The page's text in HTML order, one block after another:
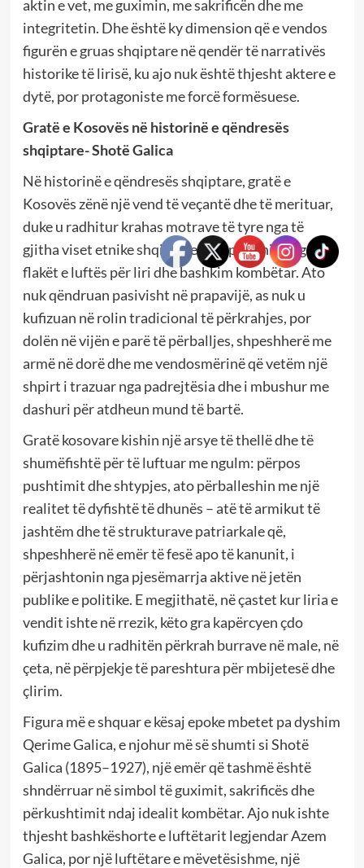
aktin e vet, me guximin, me sakrificën dhe me
integritetin. Dhe është ky dimension që e vendos
figurën e gruas shqiptare në qendër të narrativës
historike të lirisë, ku ajo nuk është thjesht aktere e
dytë, por protagoniste me forcë formësuese.
Gratë e Kosovës në historinë e qëndresës
shqiptare- Shotë Galica
Në historinë e qëndresës shqiptare, gratë e
Kosovës zënë një vend të veçantë dhe të merituar,
duke u radhitur krahas motrave të tyre nga të
gjitha viset etnike shqiptare që u përfshinë nga
flakët e luftës për liri dhe bashkim kombëtar. Ato
nuk qëndruan pasivisht në prapavijë, as nuk u
kufizuan në rolin tradicional të përkrahjes, por
dolën në vijën e parë të përballjes, shpeshherë me
armë në dorë dhe me vendosmërinë që vetëm një
shpirt i trazuar nga padrejtësia dhe i mbushur me
dashuri për atdheun mund të bartë.
Gratë kosovare kishin një arsye të thellë dhe të
shumëfishtë për të luftuar me ngulm: përpos
pushtimit dhe shtypjes, ato përballeshin me një
realitet të dyfishtë të dhunës – atë të armikut të
jashtëm dhe të strukturave patriarkale që,
shpeshherë në emër të fesë apo të kanunit, i
përjashtonin nga pjesëmarrja aktive në jetën
publike e politike. E megjithatë, në çastet kur liria e
vendit ishte në rrezik, këto gra kapërcyen çdo
kufizim dhe u radhitën përkrah burrave në male, në
çeta, në përpjekje të pareshtura për mbijetesë dhe
çlirim.
Figura më e shquar e kësaj epoke mbetet pa dyshim
Qerime Galica, e njohur më së shumti si Shotë
Galica (1895–1927), një emër që tashmë është
shndërruar në simbol të guximit, sakrificës dhe
përkushtimit ndaj idealit kombëtar. Ajo nuk ishte
thjesht bashkëshorte e luftëtarit legjendar Azem
Galica, por një luftëtare e mëvetësishme, një